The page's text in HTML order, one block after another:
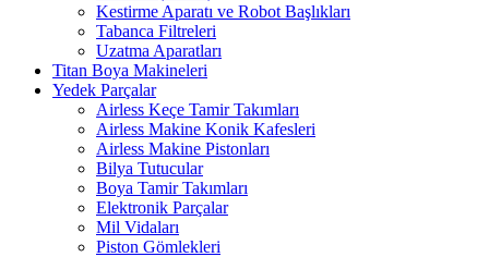
Kestirme Aparatı ve Robot Başlıkları
Tabanca Filtreleri
Uzatma Aparatları
Titan Boya Makineleri
Yedek Parçalar
Airless Keçe Tamir Takımları
Airless Makine Konik Kafesleri
Airless Makine Pistonları
Bilya Tutucular
Boya Tamir Takımları
Elektronik Parçalar
Mil Vidaları
Piston Gömlekleri